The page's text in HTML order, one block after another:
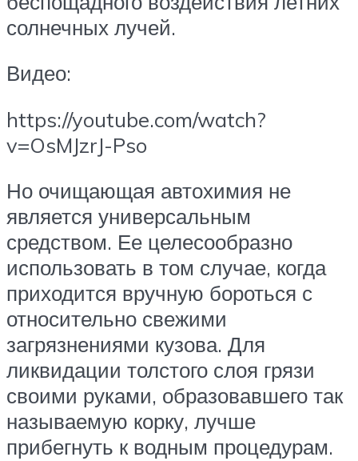
солнечных лучей.
Видео:
https://youtube.com/watch?
v=OsMJzrJ-Pso
Но очищающая автохимия не
является универсальным
средством. Ее целесообразно
использовать в том случае, когда
приходится вручную бороться с
относительно свежими
загрязнениями кузова. Для
ликвидации толстого слоя грязи
своими руками, образовавшего так
называемую корку, лучше
прибегнуть к водным процедурам.